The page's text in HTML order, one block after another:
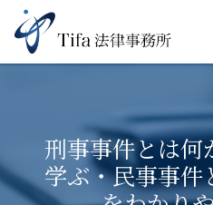
刑事事件とは何
学ぶ・民事事